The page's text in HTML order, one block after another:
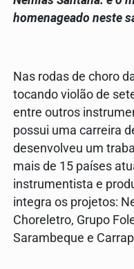
homenageado neste
Nas rodas de choro
tocando violão de
entre outros
possui uma carreira
desenvolveu um
mais de 15 países
instrumentista e
integra os projetos:
Choreletro, Grupo
Sarambeque e